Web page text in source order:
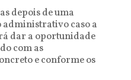
depois de uma
administrativo caso a
dar a oportunidade
com as
e conforme os